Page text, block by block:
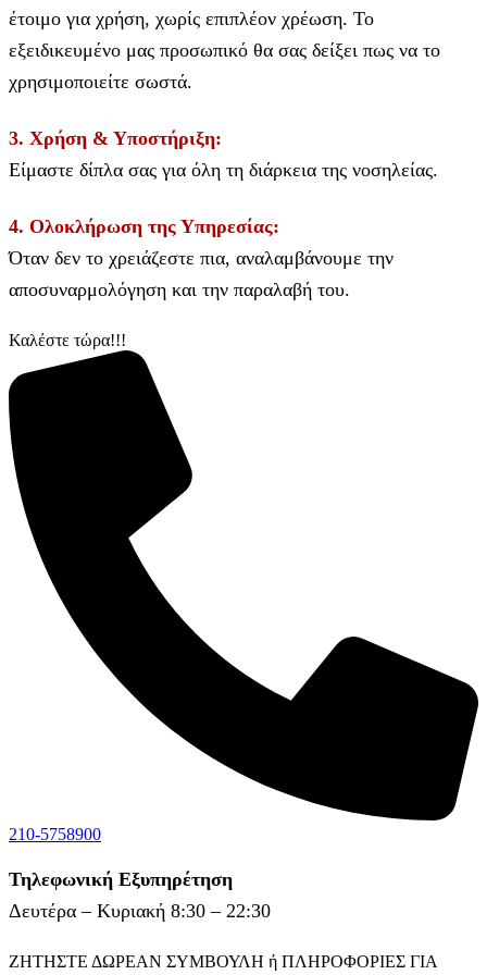
έτοιμο για χρήση, χωρίς επιπλέον χρέωση. Το
εξειδικευμένο μας προσωπικό θα σας δείξει πως να το
χρησιμοποιείτε σωστά.
3. Χρήση & Υποστήριξη:
Είμαστε δίπλα σας για όλη τη διάρκεια της νοσηλείας.
4. Ολοκλήρωση της Υπηρεσίας:
Όταν δεν το χρειάζεστε πια, αναλαμβάνουμε την
αποσυναρμολόγηση και την παραλαβή του.
Καλέστε τώρα!!!
210-5758900
Τηλεφωνική Εξυπηρέτηση
Δευτέρα – Κυριακή 8:30 – 22:30
ΖΗΤΗΣΤΕ ΔΩΡΕΑΝ ΣΥΜΒΟΥΛΗ ή ΠΛΗΡΟΦΟΡΙΕΣ ΓΙΑ